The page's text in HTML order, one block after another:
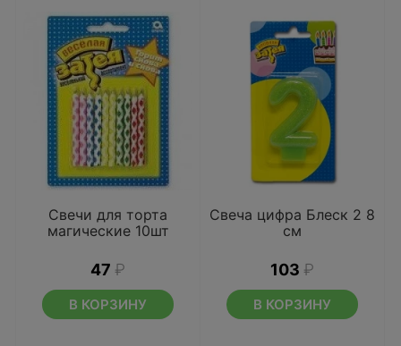
Свечи для торта
магические 10шт
47 ₽
В КОРЗИНУ
Свеча цифра Блеск 2 8
см
103 ₽
В КОРЗИНУ